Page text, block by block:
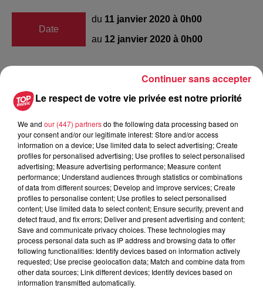
Date
du 11 janvier 2020 à 0h00
au 12 janvier 2020 à 0h00
Selestat au CAVEAU ST-BARBE
Organisateur
Jean-Jacques munch
0645203362
nicolas67390@gmail.com
Tarif Gratuit
L'aviculture de Sélestat organise sa traditionnelle exposition
Le respect de votre vie privée est notre priorité
We and our (447) partnersdo the following data processing based on
your consent and/or our legitimate interest: Store and/or access
information on a device; Use limited data to select advertising; Create
profiles for personalised advertising; Use profiles to select personalised
advertising; Measure advertising performance; Measure content
performance; Understand audiences through statistics or combinations
of data from different sources; Develop and improve services; Create
profiles to personalise content; Use profiles to select personalised
content; Use limited data to select content; Ensure security, prevent and
detect fraud, and fix errors; Deliver and present advertising and content;
Save and communicate privacy choices. These technologies may
process personal data such as IP address and browsing data to offer
following functionalities: Identify devices based on information actively
requested; Use precise geolocation data; Match and combine data from
other data sources; Link different devices; Identify devices based on
information transmitted automatically.
Continuer sans accepter